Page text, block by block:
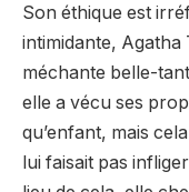
Son éthique est
intimidante,
méchante belle-
elle a vécu ses
qu’enfant, mais
lui faisait pas